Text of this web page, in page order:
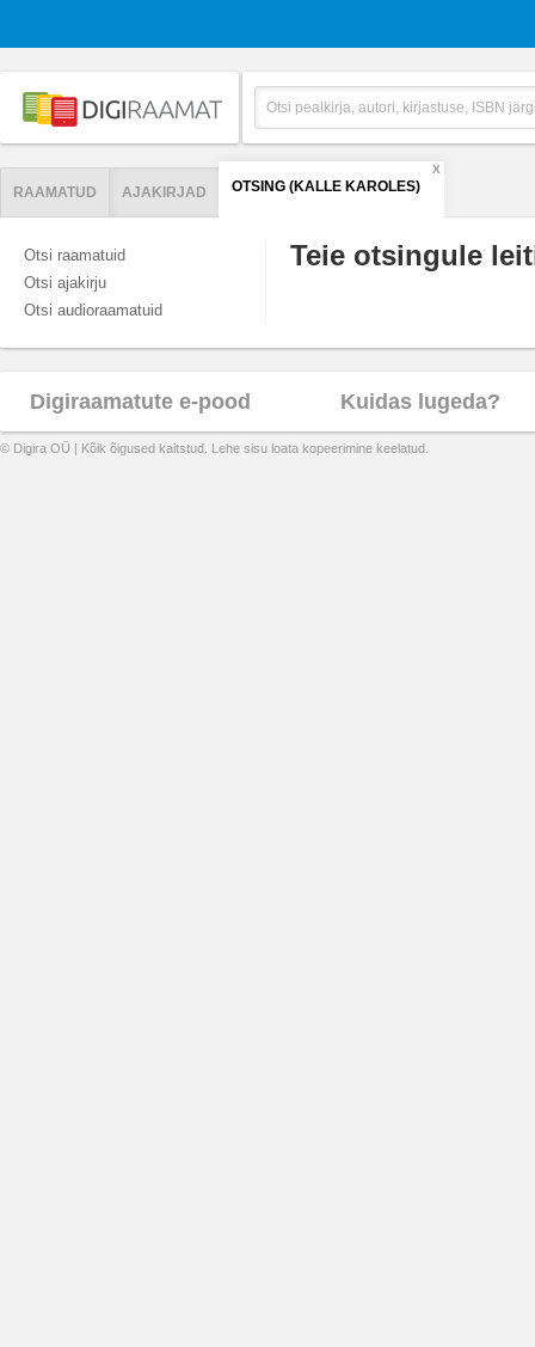
RAAMATUD AJAKIRJAD OTSING (KALLE KAROLES)
X
Otsi raamatuid
Otsi ajakirju
Otsi audioraamatuid
Teie otsingule
Digiraamatute e-pood Kuidas lugeda?
© Digira OÜ | Kõik õigused kaitstud. Lehe sisu loata kopeerimine keelatud.